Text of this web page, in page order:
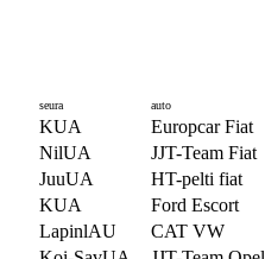
seura auto
KUA Europcar Fiat
NilUA JJT-Team Fiat
JuuUA HT-pelti fiat
KUA Ford Escort
LapinlAU CAT VW